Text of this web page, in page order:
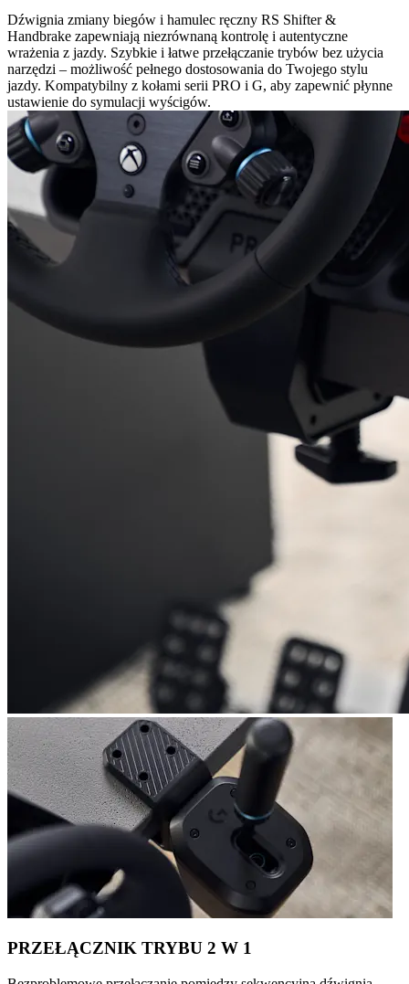
Dźwignia zmiany biegów i hamulec ręczny RS Shifter &
Handbrake zapewniają niezrównaną kontrolę i autentyczne
wrażenia z jazdy. Szybkie i łatwe przełączanie trybów bez użycia
narzędzi – możliwość pełnego dostosowania do Twojego stylu
jazdy. Kompatybilny z kołami serii PRO i G, aby zapewnić płynne
ustawienie do symulacji wyścigów.
PRZEŁĄCZNIK TRYBU 2 W 1